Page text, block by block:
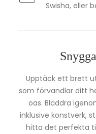
Swisha, eller
Upptäck ett brett
som förvandlar ditt
oas. Bläddra
inklusive konstverk,
hitta det perfekta